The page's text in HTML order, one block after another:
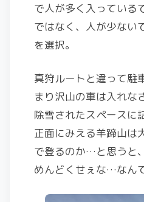
で人が多く入っている
ではなく、人が少ない
を選択。
真狩ルートと違って駐
まり沢山の車は入れな
除雪されたスペースに
正面にみえる羊蹄山は
で登るのか…と思うと
めんどくせぇな…なん